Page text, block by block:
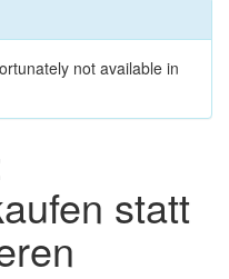
not available in
statt